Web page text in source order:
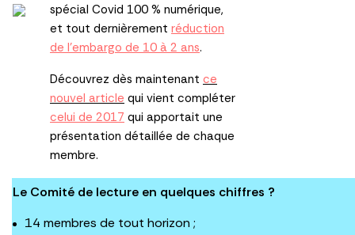
spécial Covid 100 % numérique,
et tout dernièrement réduction
de l’embargo de 10 à 2 ans.
Découvrez dès maintenant ce
nouvel article qui vient compléter
celui de 2017 qui apportait une
présentation détaillée de chaque
membre.
Le Comité de lecture en quelques chiffres ?
14 membres de tout horizon ;